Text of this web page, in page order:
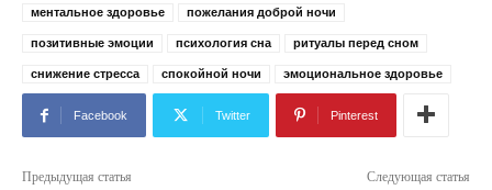
ментальное здоровье пожелания доброй ночи
позитивные эмоции психология сна ритуалы перед сном
снижение стресса спокойной ночи эмоциональное здоровье
Facebook Twitter Pinterest
Предыдущая статья Следующая статья